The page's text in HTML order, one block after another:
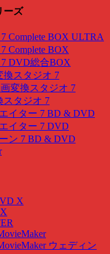
ーズ
Complete BOX ULTRA
Complete BOX
DVD総合BOX
換スタジオ 7
変換スタジオ 7
スタジオ 7
イター 7 BD & DVD
イター 7 DVD
ン 7 BD & DVD
X
ウェディン